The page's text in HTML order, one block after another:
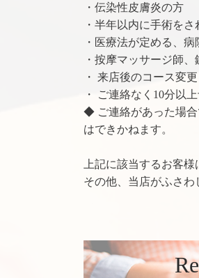
・伝染性皮膚炎の方
・半年以内に手術を
・医療法が定める、
・按摩マッサージ師
・ 来店後のコース変
・ ご連絡なく10分以
◆ ご連絡があった場合
はできかねます。
上記に該当するお客
その他、当店がふさわ